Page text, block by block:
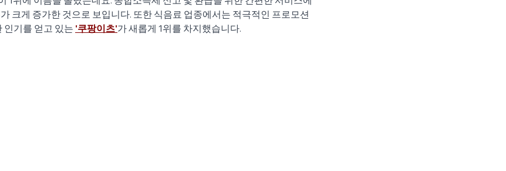
크게 증가한 것으로 보입니다. 또한 식음료 업종에서는 적극적인 프로모션
인기를 얻고 있는 '쿠팡이츠'가 새롭게 1위를 차지했습니다.